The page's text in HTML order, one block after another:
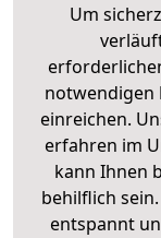
Um
notwendigen
einreichen.
erfahren im
kann Ihnen
behilflich
entspannt